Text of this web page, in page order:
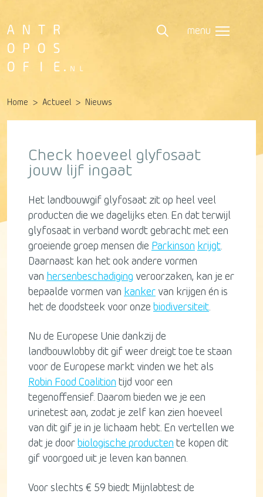
menu
Home Actueel Nieuws
Check hoeveel glyfosaat
jouw lijf ingaat
Het landbouwgif glyfosaat zit op heel veel
producten die we dagelijks eten. En dat terwijl
glyfosaat in verband wordt gebracht met een
groeiende groep mensen die Parkinson krijgt.
Daarnaast kan het ook andere vormen
van hersenbeschadiging veroorzaken, kan je er
bepaalde vormen van kanker van krijgen én is
het de doodsteek voor onze biodiversiteit.
Nu de Europese Unie dankzij de
landbouwlobby dit gif weer dreigt toe te staan
voor de Europese markt vinden we het als
Robin Food Coalition tijd voor een
tegenoffensief. Daarom bieden we je een
urinetest aan, zodat je zelf kan zien hoeveel
van dit gif je in je lichaam hebt. En vertellen we
dat je door biologische producten te kopen dit
gif voorgoed uit je leven kan bannen.
Voor slechts € 59 biedt Mijnlabtest de